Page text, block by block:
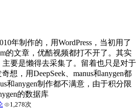
年制作的，用WordPress，当初用了
的文章，优酷视频都打不开了。其实
要是懒得去采集了。留着也只是对于
想，用DeepSeek、manus和anygen都
和anygen制作都不满意，由于积分限
的数据库
1,278次